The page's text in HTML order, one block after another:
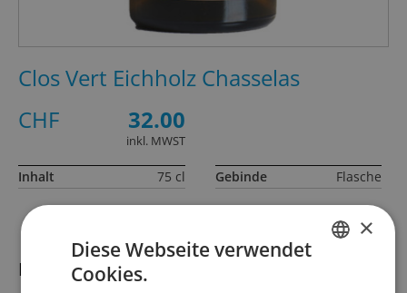
Informationen zum Produkt
Clos Vert Eichholz Chasselas
CHF
32.00
inkl. MWST
Inhalt 75 cl Gebinde Flasche
×
Diese Webseite verwendet
Cookies.